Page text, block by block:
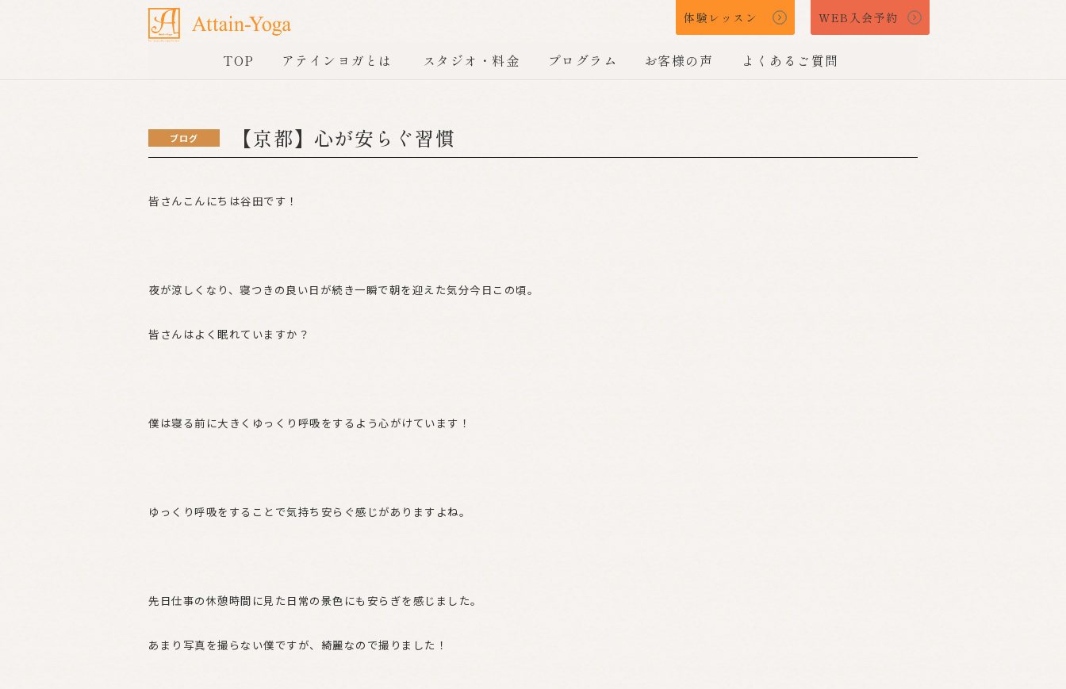
体験レッスン WEB入会予約
TOP アテインヨガとは スタジオ・料金 プログラム お客様の声 よくあるご質問
ブログ 【京都】心が安らぐ習慣
皆さんこんにちは谷田です！
夜が涼しくなり、寝つきの良い日が続き一瞬で朝を迎えた気分今日この頃。
皆さんはよく眠れていますか？
僕は寝る前に大きくゆっくり呼吸をするよう心がけています！
ゆっくり呼吸をすることで気持ち安らぐ感じがありますよね。
先日仕事の休憩時間に見た日常の景色にも安らぎを感じました。
あまり写真を撮らない僕ですが、綺麗なので撮りました！